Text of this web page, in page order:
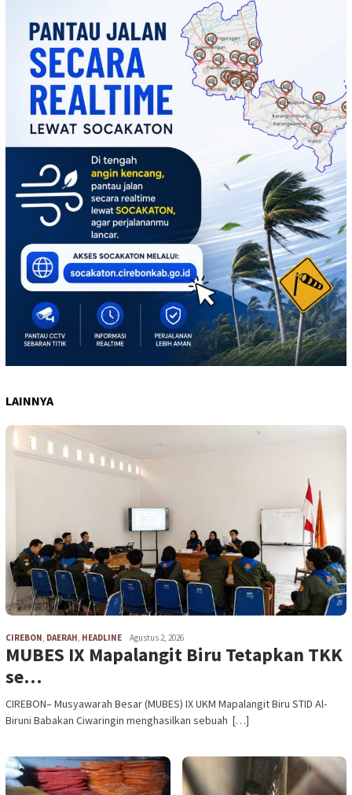
LAINNYA
CIREBON, DAERAH, HEADLINE Agustus 2, 2026
MUBES IX Mapalangit Biru Tetapkan TKK
se…
CIREBON– Musyawarah Besar (MUBES) IX UKM Mapalangit Biru STID Al-
Biruni Babakan Ciwaringin menghasilkan sebuah […]